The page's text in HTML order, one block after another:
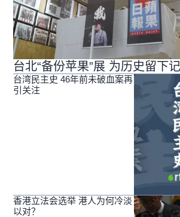
台北“备份苹果”展 为历史留
台湾民主史 46年前未破血案再
引关注
香港立法会选举 港人为何冷淡
以对？